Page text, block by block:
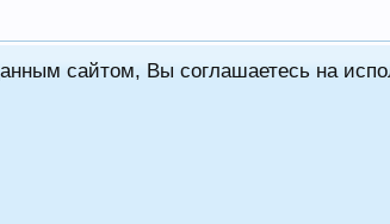
сайтом, Вы соглашаетесь на